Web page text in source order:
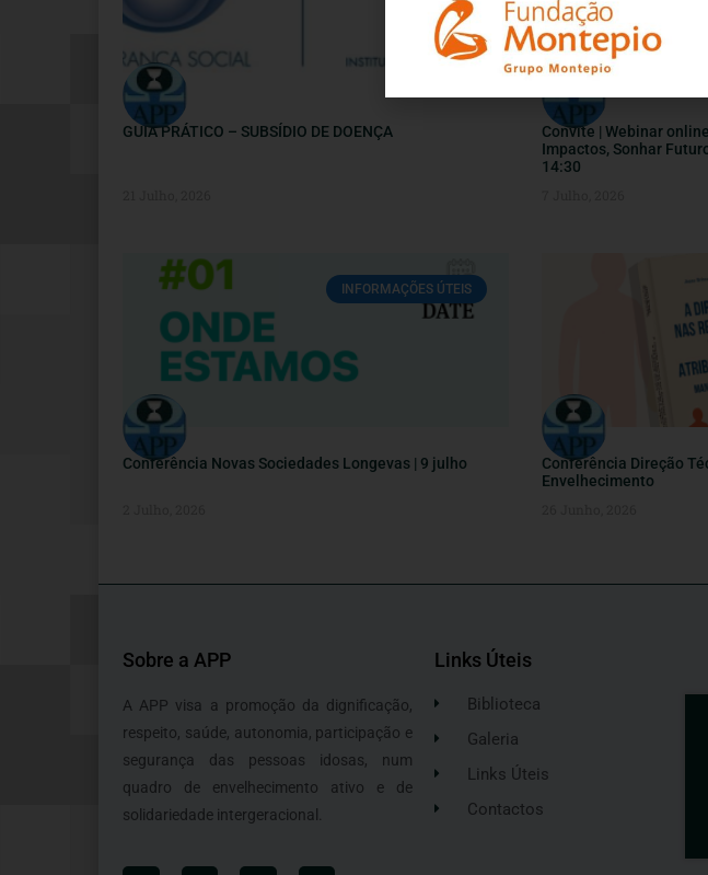
GUIA PRÁTICO – SUBSÍDIO DE DOENÇA
Convite | Webinar
Impactos, Sonhar
14:30
INFORMAÇÕES ÚTEIS
Conferência Novas Sociedades Longevas | 9 julho
Conferência Direção
Envelhecimento
Sobre a APP
A APP visa a promoção da dignificação,
respeito, saúde, autonomia, participação e
segurança das pessoas idosas, num
quadro de envelhecimento ativo e de
solidariedade intergeracional.
Links Úteis
Biblioteca
Galeria
Links Úteis
Contactos